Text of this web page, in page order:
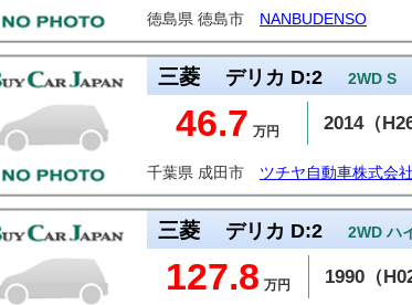
徳島県 徳島市 NANBUDENSO
三菱 デリカ D:2 2WD S
46.7 万円 2014（H26
千葉県 成田市 ツチヤ自動車株式会
三菱 デリカ D:2 2WD ハ
127.8 万円 1990（H02